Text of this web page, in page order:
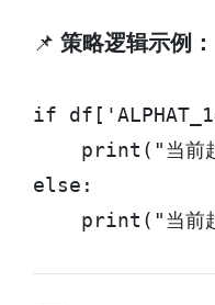
📌 策略逻辑示例：
if
print("当前
else:
print("当前